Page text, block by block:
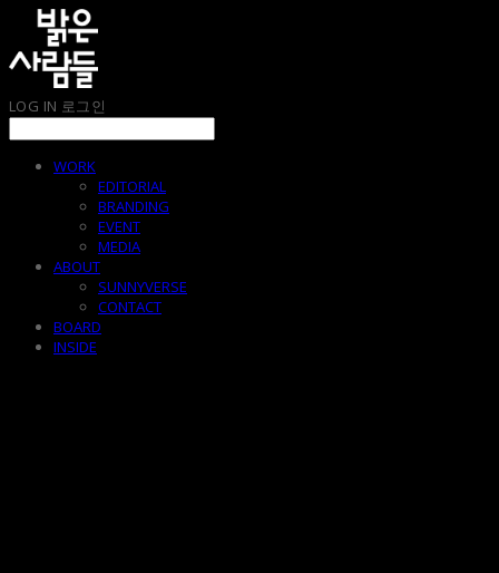
LOG IN 로그인
WORK
EDITORIAL
BRANDING
EVENT
MEDIA
ABOUT
SUNNYVERSE
CONTACT
BOARD
INSIDE